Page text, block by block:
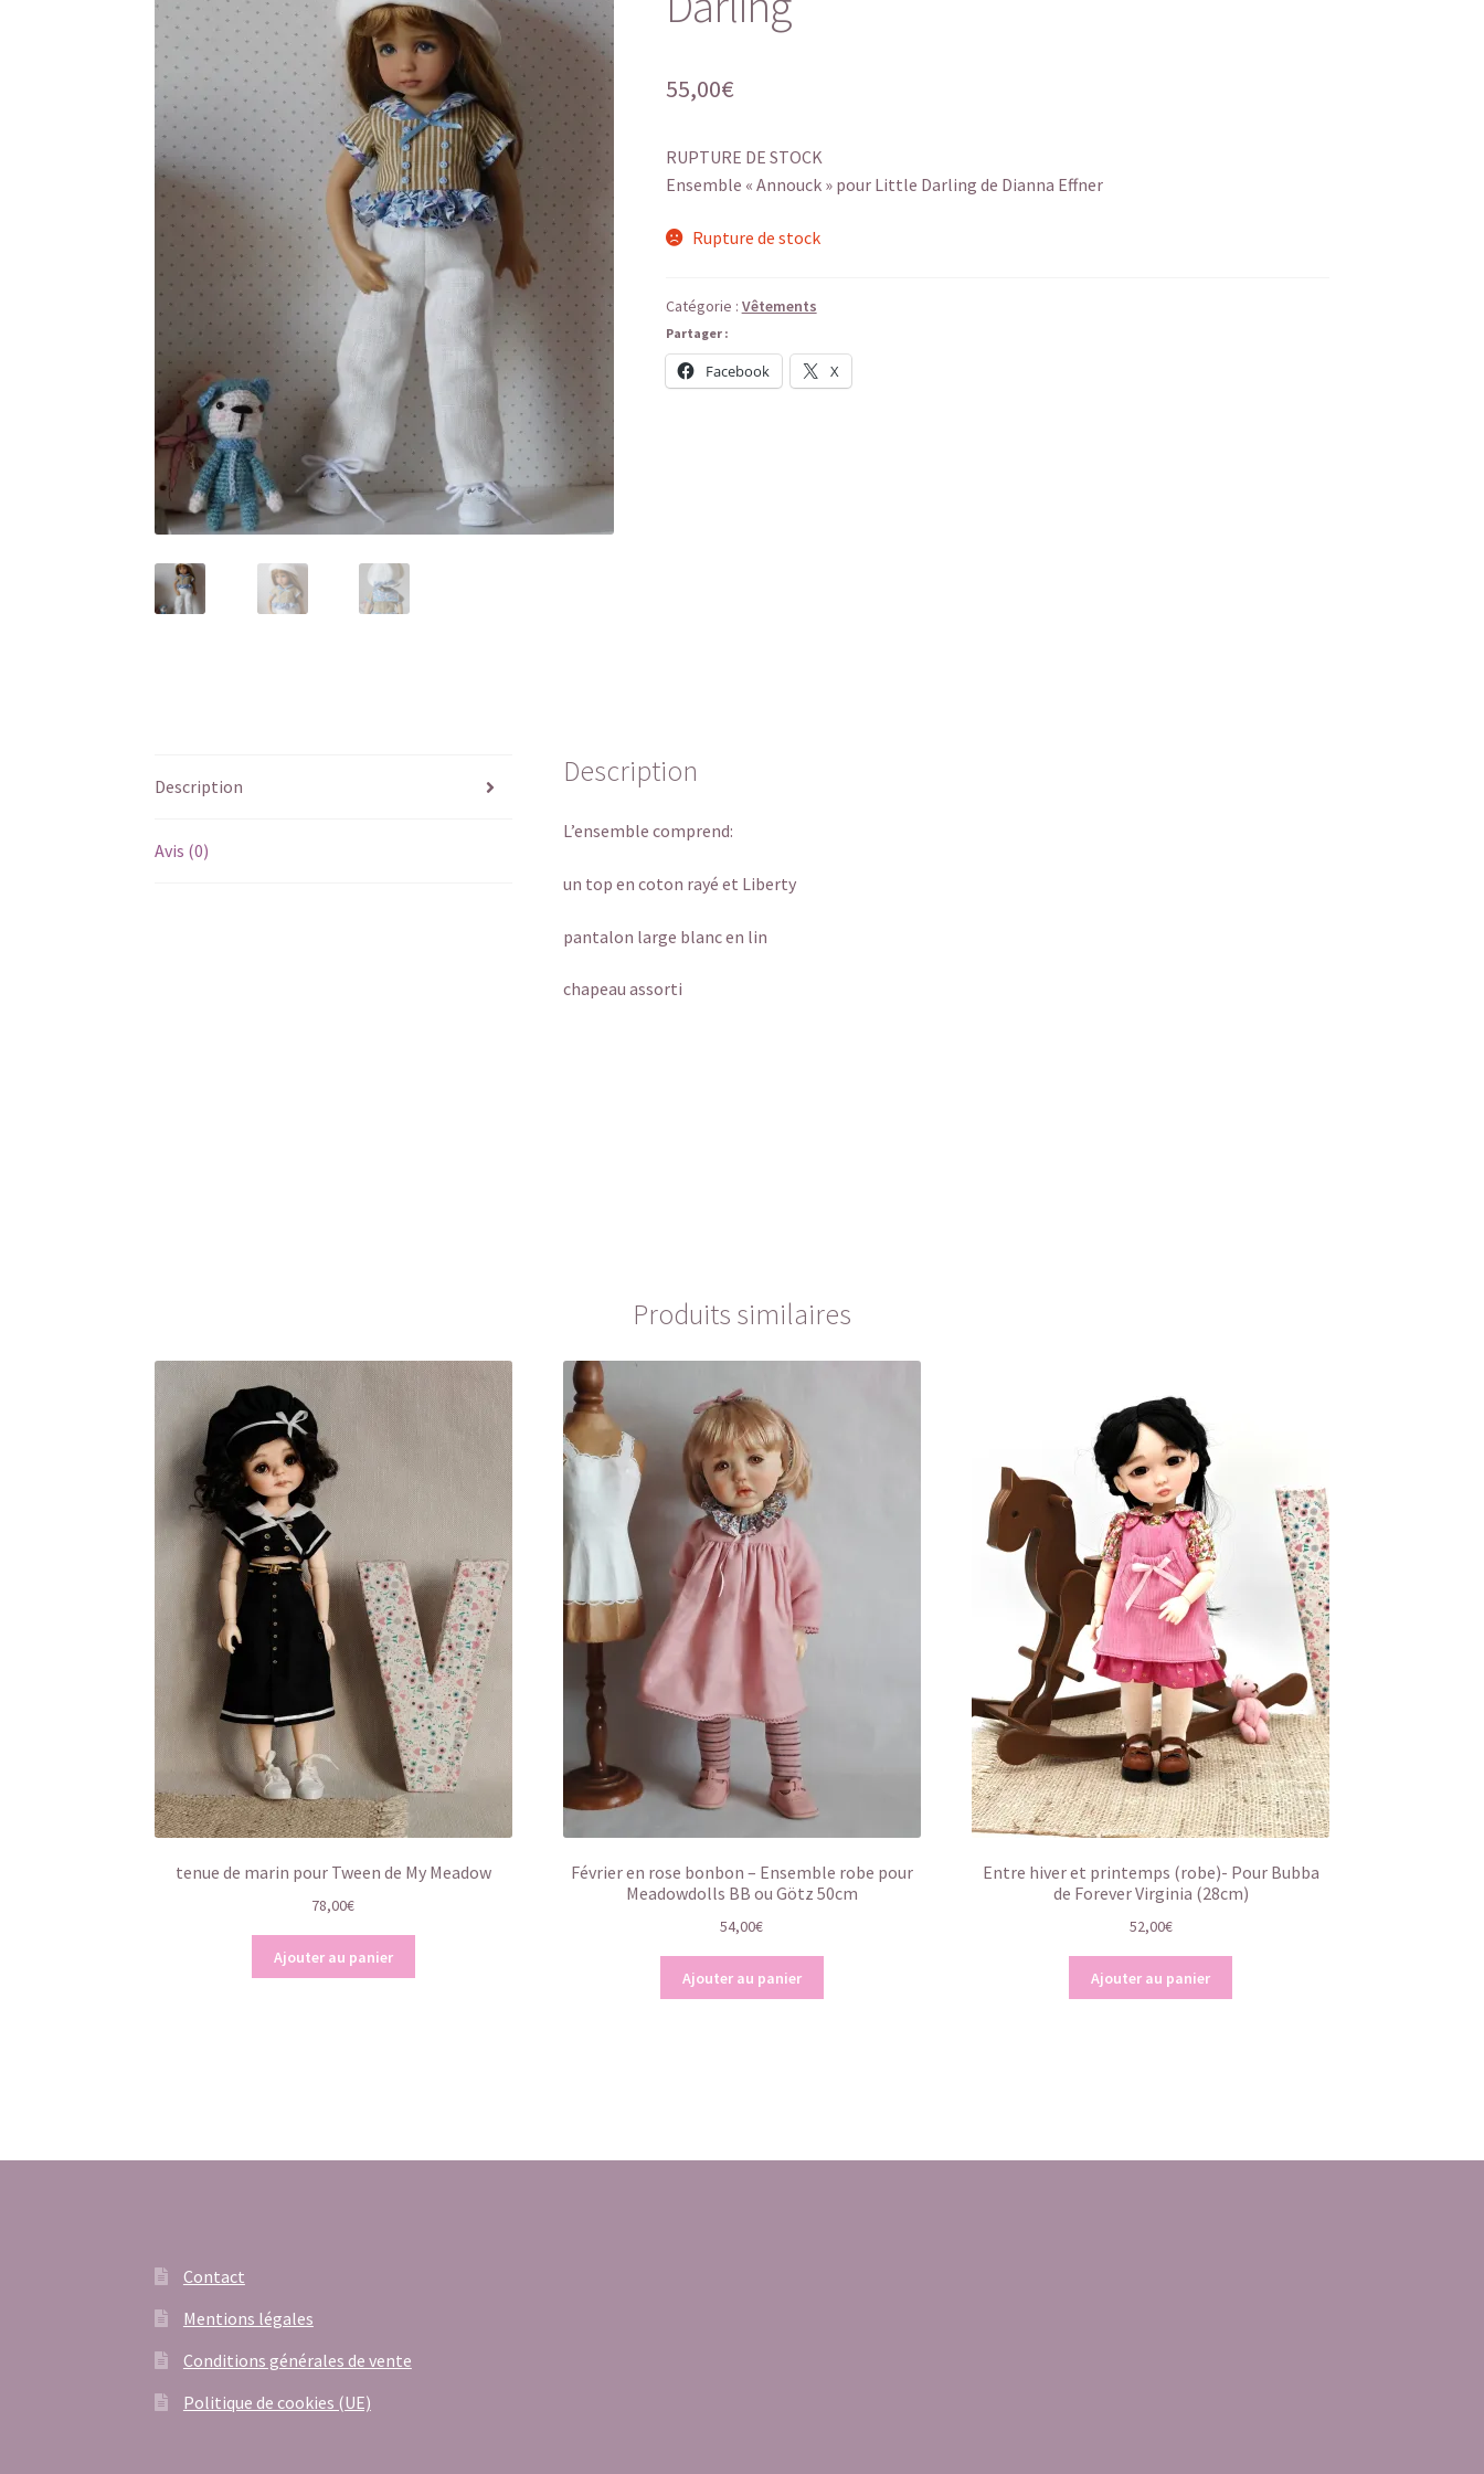
55,00€
RUPTURE DE STOCK
Ensemble « Annouck » pour Little Darling de Dianna Effner
Rupture de stock
Catégorie : Vêtements
Partager :
Facebook X
Description
Avis (0)
Description
L’ensemble comprend:
un top en coton rayé et Liberty
pantalon large blanc en lin
chapeau assorti
Produits similaires
tenue de marin pour Tween de My Meadow
78,00€
Ajouter au panier
Février en rose bonbon – Ensemble robe pour
Meadowdolls BB ou Götz 50cm
54,00€
Ajouter au panier
Entre hiver et printemps (robe)- Pour Bubba
de Forever Virginia (28cm)
52,00€
Ajouter au panier
Contact
Mentions légales
Conditions générales de vente
Politique de cookies (UE)